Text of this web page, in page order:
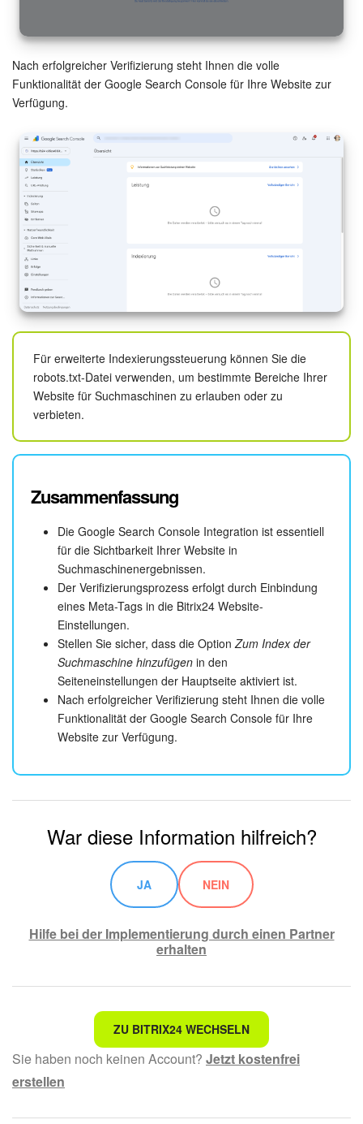
Nach erfolgreicher Verifizierung steht Ihnen die volle
Funktionalität der Google Search Console für Ihre Website zur
Verfügung.
Für erweiterte Indexierungssteuerung können Sie die
robots.txt-Datei verwenden, um bestimmte Bereiche Ihrer
Website für Suchmaschinen zu erlauben oder zu
verbieten.
Zusammenfassung
Die Google Search Console Integration ist essentiell
für die Sichtbarkeit Ihrer Website in
Suchmaschinenergebnissen.
Der Verifizierungsprozess erfolgt durch Einbindung
eines Meta-Tags in die Bitrix24 Website-
Einstellungen.
Stellen Sie sicher, dass die OptionZum Index der
Suchmaschine hinzufügen in den
Seiteneinstellungen der Hauptseite aktiviert ist.
Nach erfolgreicher Verifizierung steht Ihnen die volle
Funktionalität der Google Search Console für Ihre
Website zur Verfügung.
War diese Information hilfreich?
JA NEIN
Hilfe bei der Implementierung durch einen Partner
erhalten
Nicht das, wonach ich suche.
Kompliziert und unverständlich formuliert.
ZU BITRIX24 WECHSELN
Sie haben noch keinen Account? Jetzt kostenfrei
erstellen